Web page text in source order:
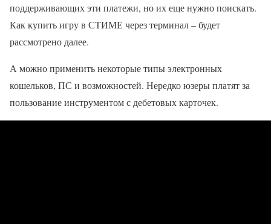
поддерживающих эти платежи, но их еще нужно поискать.
Как купить игру в СТИМЕ через терминал – будет
рассмотрено далее.
А можно применить некоторые типы электронных
кошельков, ПС и возможностей. Нередко юзеры платят за
пользование инструментом с дебетовых карточек.